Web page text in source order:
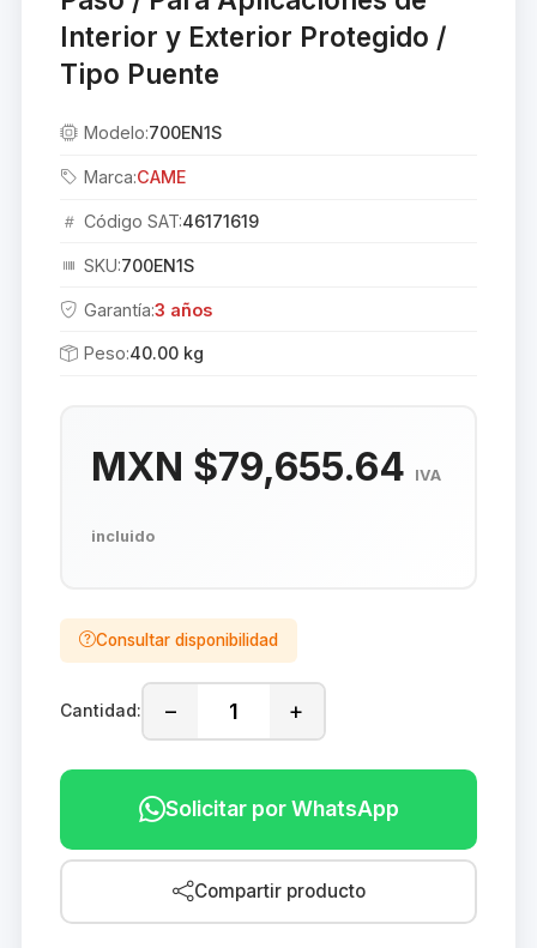
Interior y Exterior Protegido /
Tipo Puente
Modelo:700EN1S
Marca:CAME
Código SAT:46171619
SKU:700EN1S
Garantía:3 años
Peso:40.00 kg
MXN $79,655.64 IVA
incluido
Consultar disponibilidad
Cantidad: − +
Solicitar por WhatsApp
Compartir producto